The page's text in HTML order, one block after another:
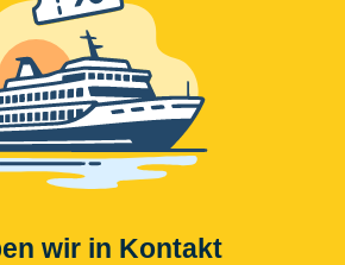
wir in Kontakt